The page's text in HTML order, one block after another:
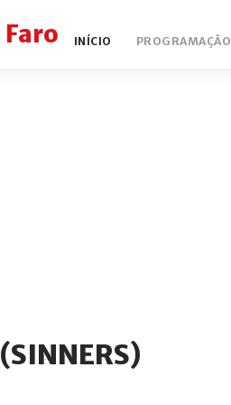
INÍCIO PROGRAMAÇÃO
(SINNERS)